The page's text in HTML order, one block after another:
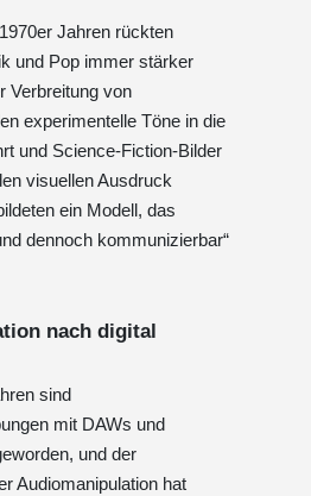
Jahren rückten
und Pop immer stärker
Verbreitung von
experimentelle Töne in die
und Science-Fiction-Bilder
visuellen Ausdruck
ein Modell, das
dennoch kommunizierbar“
nach digital
sind
mit DAWs und
und der
Audiomanipulation hat